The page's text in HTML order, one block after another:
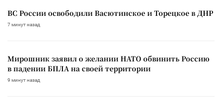
ВС России освободили Васютинское и Торецкое в ДНР
7 минут назад
Мирошник заявил о желании НАТО обвинить Россию
в падении БПЛА на своей территории
9 минут назад